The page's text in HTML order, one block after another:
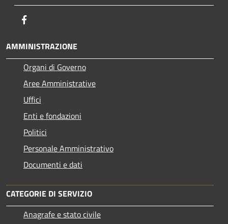
AMMINISTRAZIONE
Organi di Governo
Aree Amministrative
Uffici
Enti e fondazioni
Politici
Personale Amministrativo
Documenti e dati
CATEGORIE DI SERVIZIO
Anagrafe e stato civile